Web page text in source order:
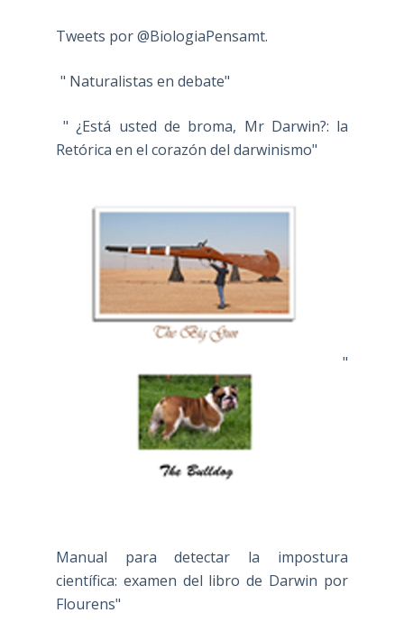
Tweets por @BiologiaPensamt.
" Naturalistas en debate"
" ¿Está usted de broma, Mr Darwin?: la
Retórica en el corazón del darwinismo"
"
Manual para detectar la impostura
científica: examen del libro de Darwin por
Flourens"